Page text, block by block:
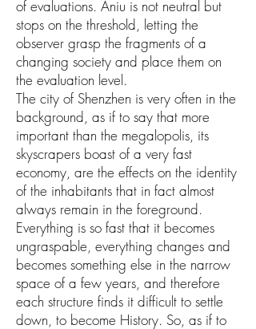
of evaluations. Aniu is not neutral but
stops on the threshold, letting the
observer grasp the fragments of a
changing society and place them on
the evaluation level.
The city of Shenzhen is very often in the
background, as if to say that more
important than the megalopolis, its
skyscrapers boast of a very fast
economy, are the effects on the identity
of the inhabitants that in fact almost
always remain in the foreground.
Everything is so fast that it becomes
ungraspable, everything changes and
becomes something else in the narrow
space of a few years, and therefore
each structure finds it difficult to settle
down, to become History. So, as if to